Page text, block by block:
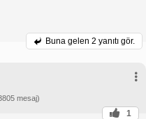
Buna gelen 2 yanıtı gör.
mesaj)
1